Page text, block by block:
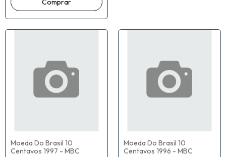
Moeda Do Brasil 10
Centavos 1997 - MBC
Moeda Do Brasil 10
Centavos 1996 - MBC